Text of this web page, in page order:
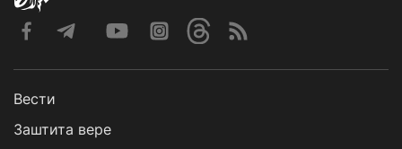
Вести
Заштита вере